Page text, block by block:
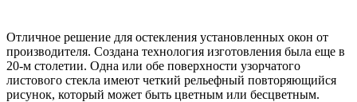
Отличное решение для остекления установленных окон от
производителя. Создана технология изготовления была еще в
20-м столетии. Одна или обе поверхности узорчатого
листового стекла имеют четкий рельефный повторяющийся
рисунок, который может быть цветным или бесцветным.